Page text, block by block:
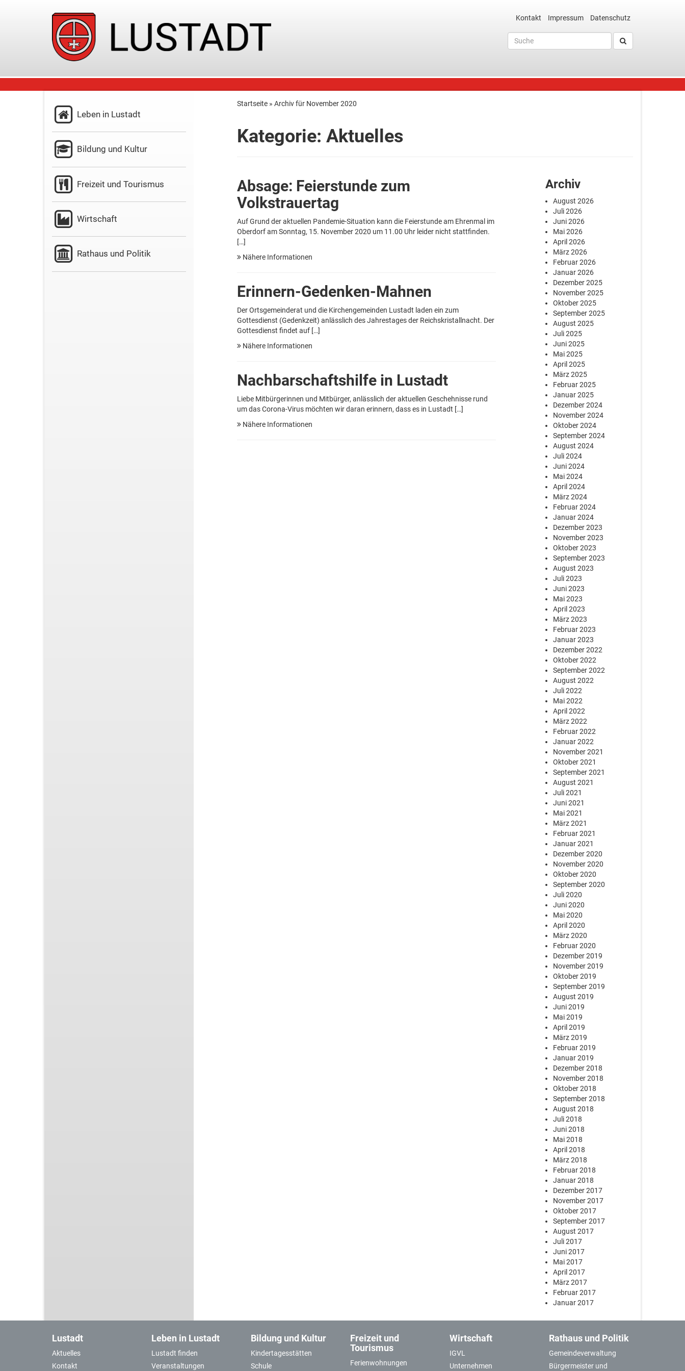
Kontakt Impressum Datenschutz
Leben in Lustadt
Bildung und Kultur
Freizeit und Tourismus
Wirtschaft
Rathaus und Politik
Startseite »Archiv für November 2020
Kategorie:Aktuelles
Absage: Feierstunde zum
Volkstrauertag
Auf Grund der aktuellen Pandemie-Situation kann die Feierstunde am Ehrenmal im
Oberdorf am Sonntag, 15. November 2020 um 11.00 Uhr leider nicht stattfinden.
[…]
Nähere Informationen
Erinnern-Gedenken-Mahnen
Der Ortsgemeinderat und die Kirchengemeinden Lustadt laden ein zum
Gottesdienst (Gedenkzeit) anlässlich des Jahrestages der Reichskristallnacht. Der
Gottesdienst findet auf […]
Nähere Informationen
Nachbarschaftshilfe in Lustadt
Liebe Mitbürgerinnen und Mitbürger, anlässlich der aktuellen Geschehnisse rund
um das Corona-Virus möchten wir daran erinnern, dass es in Lustadt […]
Nähere Informationen
Archiv
August 2026
Juli 2026
Juni 2026
Mai 2026
April 2026
März 2026
Februar 2026
Januar 2026
Dezember 2025
November 2025
Oktober 2025
September 2025
August 2025
Juli 2025
Juni 2025
Mai 2025
April 2025
März 2025
Februar 2025
Januar 2025
Dezember 2024
November 2024
Oktober 2024
September 2024
August 2024
Juli 2024
Juni 2024
Mai 2024
April 2024
März 2024
Februar 2024
Januar 2024
Dezember 2023
November 2023
Oktober 2023
September 2023
August 2023
Juli 2023
Juni 2023
Mai 2023
April 2023
März 2023
Februar 2023
Januar 2023
Dezember 2022
Oktober 2022
September 2022
August 2022
Juli 2022
Mai 2022
April 2022
März 2022
Februar 2022
Januar 2022
November 2021
Oktober 2021
September 2021
August 2021
Juli 2021
Juni 2021
Mai 2021
März 2021
Februar 2021
Januar 2021
Dezember 2020
November 2020
Oktober 2020
September 2020
Juli 2020
Juni 2020
Mai 2020
April 2020
März 2020
Februar 2020
Dezember 2019
November 2019
Oktober 2019
September 2019
August 2019
Juni 2019
Mai 2019
April 2019
März 2019
Februar 2019
Januar 2019
Dezember 2018
November 2018
Oktober 2018
September 2018
August 2018
Juli 2018
Juni 2018
Mai 2018
April 2018
März 2018
Februar 2018
Januar 2018
Dezember 2017
November 2017
Oktober 2017
September 2017
August 2017
Juli 2017
Juni 2017
Mai 2017
April 2017
März 2017
Februar 2017
Januar 2017
Lustadt
Aktuelles
Kontakt
Leben in Lustadt
Lustadt finden
Veranstaltungen
Bildung und Kultur
Kindertagesstätten
Schule
Freizeit und
Tourismus
Ferienwohnungen
Wirtschaft
IGVL
Unternehmen
Rathaus und Politik
Gemeindeverwaltung
Bürgermeister und